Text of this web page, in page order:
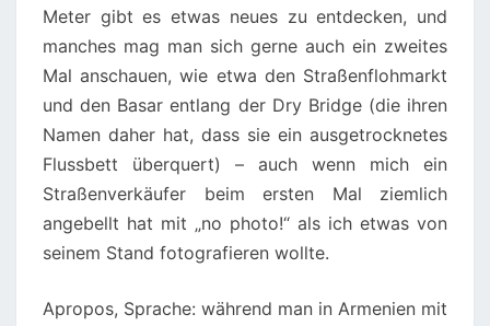
Meter gibt es etwas neues zu entdecken, und
manches mag man sich gerne auch ein zweites
Mal anschauen, wie etwa den Straßenflohmarkt
und den Basar entlang der Dry Bridge (die ihren
Namen daher hat, dass sie ein ausgetrocknetes
Flussbett überquert) – auch wenn mich ein
Straßenverkäufer beim ersten Mal ziemlich
angebellt hat mit „no photo!“ als ich etwas von
seinem Stand fotografieren wollte.
Apropos, Sprache: während man in Armenien mit